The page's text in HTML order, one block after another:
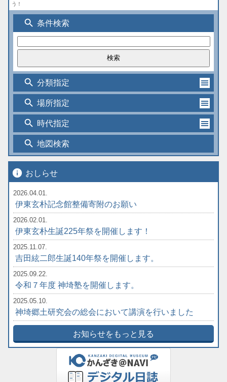
う！
search 条件検索
search 分類指定
search 場所指定
search 時代指定
search 地図検索
info おしらせ
2026.04.01.
伊東玄朴記念館整備寄附のお願い
2026.02.01.
伊東玄朴生誕225年祭を開催します！
2025.11.07.
吉田絃二郎生誕140年祭を開催します。
2025.09.22.
令和７年度 神埼塾を開催します。
2025.05.10.
神埼郷土研究会の総会において講演を行いました
お知らせをもっと見る